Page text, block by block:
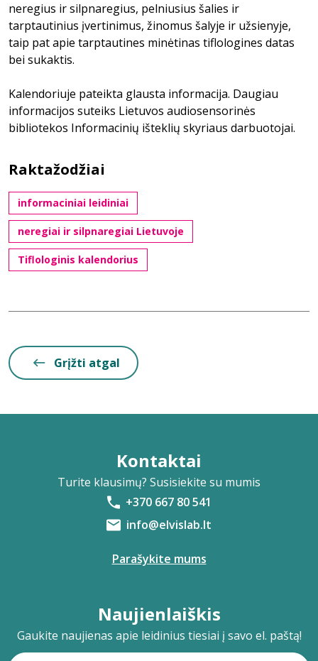
neregius ir silpnaregius, pelniusius šalies ir
tarptautinius įvertinimus, žinomus šalyje ir užsienyje,
taip pat apie tarptautines minėtinas tiflologines datas
bei sukaktis.
Kalendoriuje pateikta glausta informacija. Daugiau
informacijos suteiks Lietuvos audiosensorinės
bibliotekos Informacinių išteklių skyriaus darbuotojai.
Raktažodžiai
informaciniai leidiniai
neregiai ir silpnaregiai Lietuvoje
Tiflologinis kalendorius
Grįžti atgal
Kontaktai
Turite klausimų? Susisiekite su mumis
+370 667 80 541
info@elvislab.lt
Parašykite mums
Naujienlaiškis
Gaukite naujienas apie leidinius tiesiai į savo el. paštą!